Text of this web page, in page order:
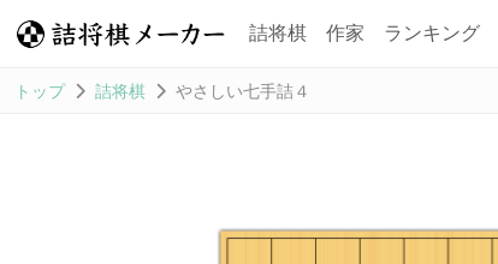
詰将棋 作家 ランキング
トップ 詰将棋 やさしい七手詰４